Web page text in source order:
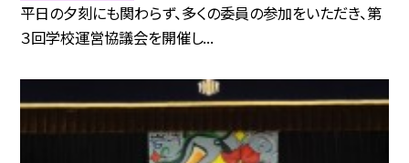
平日の夕刻にも関わらず、多くの委員の参加をいただき、第
３回学校運営協議会を開催し...